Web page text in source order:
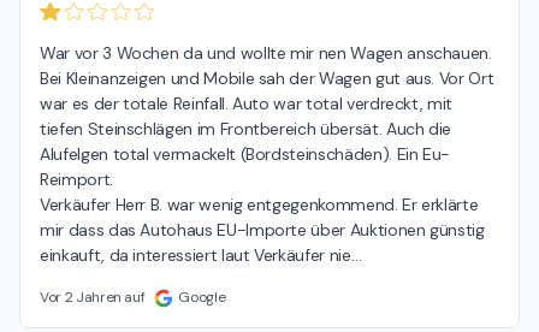
War vor 3 Wochen da und wollte mir nen Wagen anschauen.
Bei Kleinanzeigen und Mobile sah der Wagen gut aus. Vor Ort
war es der totale Reinfall. Auto war total verdreckt, mit
tiefen Steinschlägen im Frontbereich übersät. Auch die
Alufelgen total vermackelt (Bordsteinschäden). Ein Eu-
Reimport.
Verkäufer Herr B. war wenig entgegenkommend. Er erklärte
mir dass das Autohaus EU-Importe über Auktionen günstig
einkauft, da interessiert laut Verkäufer nie…
Vor 2 Jahren auf Google